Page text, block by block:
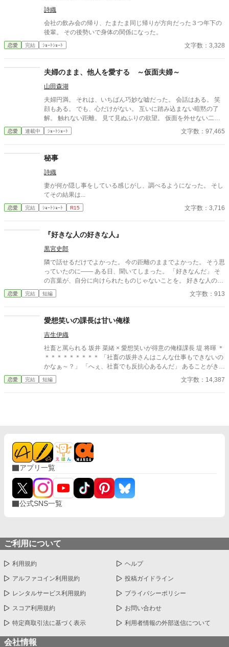
詩織
会社の飲み会の帰り、たまたま同じ帰りが方向だった３つ年下の
後輩。 その後勢いで身体の関係になった。
恋愛 完結 ｼｮｰﾄｼｮｰﾄ 文字数：3,328
夫婦のまま、他人を愛する ～仮面夫婦～
山田森湖
夫婦円満。 それは、いちばん巧妙な嘘だった。 会話はある。 笑
顔もある。 でも、心だけがない。 互いに踏み込まない暗黙の了
解。 触れない距離。 見て見ぬふりの欲望。 仮面を外せない二人
が、 ひとつの“揺らぎ”に出会う。 そのとき、夫婦という関係は崩
れるのか、 それとも、初めて本音に触れるのか。
恋愛 連載中 ｼｮｰﾄｼｮｰﾄ 文字数：97,465
秘事
詩織
妻が何か隠し事をしている感じがし、調べるようになった。 そし
てその結果は...
恋愛 完結 ｼｮｰﾄｼｮｰﾄ R15 文字数：3,716
『好きな人の好きな人』
黒宮史郎
隣で話せるだけでよかった。 今の距離のままでよかった。 そう思
っていたのに―― ある日、聞いてしまった。 「好きなんだ」 そ
の言葉が、自分に向けられたものじゃないことを。 好きな人の好
きな人が、自分じゃない。 苦しくて、切なくて、それでも離れら
れない。 これは、隣の席から始まった小さな恋の物語。
恋愛 完結 短編 文字数：913
愛想笑いの課長は甘い俺様
吉生伊織
社畜と罵られる 坂井 菜緒 × 愛想笑いが得意の俺様課長 堤 将暉 ＊
＊＊＊＊＊＊＊＊＊ 「社畜の坂井さんはこんな仕事もできないの
かなぁ～？」 「へぇ、社畜でも反抗心あるんだ」 あることがきっ
かけで社畜と罵られる日々。 私以外には愛想笑いをするのに、私
には厳しい。 そんな課長を避けたいのに甘やかしてくるのはどう
恋愛 完結 短編 文字数：14,387
アプリ一覧
公式SNS一覧
ご利用について
利用規約 ヘルプ
アルファコイン利用規約 投稿ガイドライン
レンタルサービス利用規約 プライバシーポリシー
スコア利用規約 お問い合わせ
特定商取引法に基づく表示 利用者情報の外部送信について
会社情報